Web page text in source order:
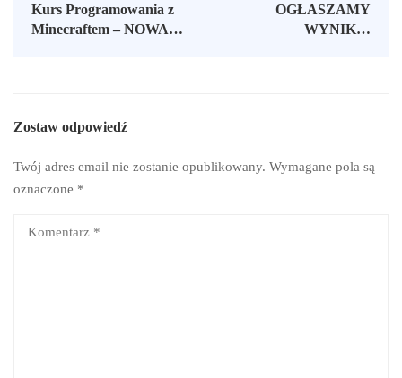
Kurs Programowania z
Minecraftem – NOWA
OGŁASZAMY
WYNIKI I
Zostaw odpowiedź
Twój adres email nie zostanie opublikowany. Wymagane pola są
oznaczone *